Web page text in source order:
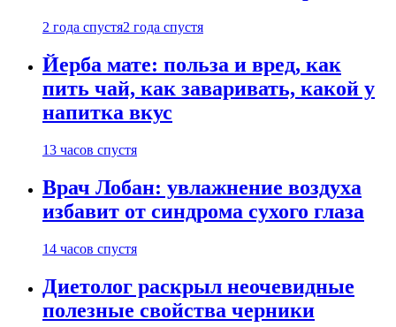
2 года спустя2 года спустя
Йерба мате: польза и вред, как
пить чай, как заваривать, какой у
напитка вкус
13 часов спустя
Врач Лобан: увлажнение воздуха
избавит от синдрома сухого глаза
14 часов спустя
Диетолог раскрыл неочевидные
полезные свойства черники